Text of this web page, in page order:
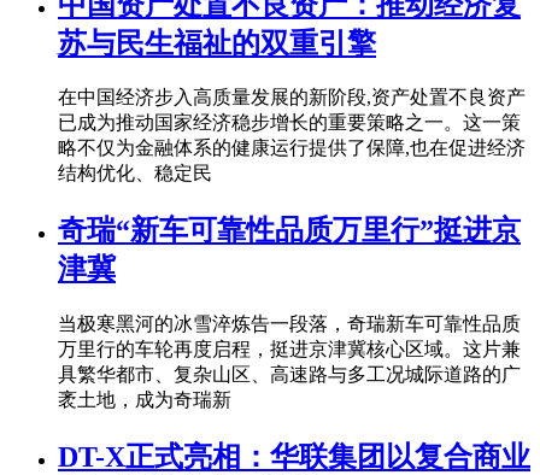
苏与民生福祉的双重引擎
在中国经济步入高质量发展的新阶段,资产处置不良资产
已成为推动国家经济稳步增长的重要策略之一。这一策
略不仅为金融体系的健康运行提供了保障,也在促进经济
结构优化、稳定民
奇瑞“新车可靠性品质万里行”挺进京
津冀
当极寒黑河的冰雪淬炼告一段落，奇瑞新车可靠性品质
万里行的车轮再度启程，挺进京津冀核心区域。这片兼
具繁华都市、复杂山区、高速路与多工况城际道路的广
袤土地，成为奇瑞新
DT-X正式亮相：华联集团以复合商业